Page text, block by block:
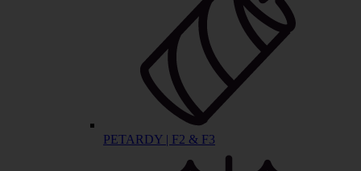
PETARDY | F2 & F3